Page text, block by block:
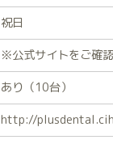
祝日
※公式サイトをご確認
あり（10台）
http://